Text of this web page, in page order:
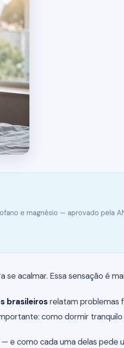
e magnésio — aprovado pela
acalmar. Essa sensação é
brasileirosrelatam problemas
como dormir
e como cada uma delas pede